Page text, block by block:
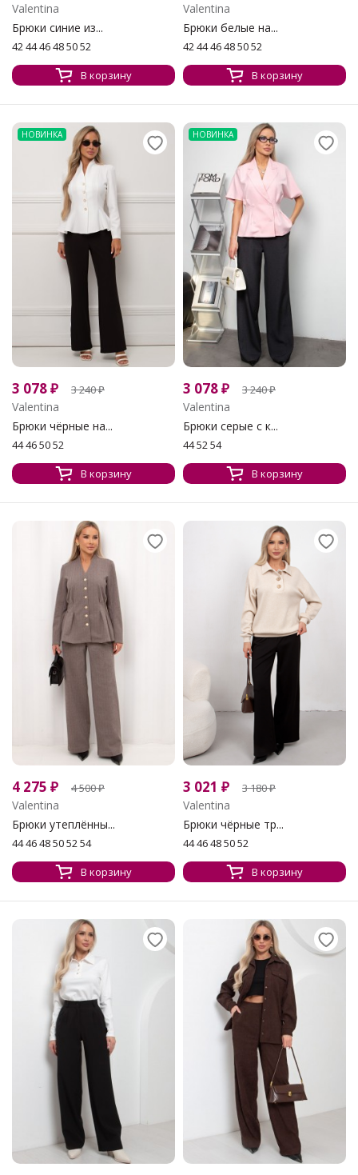
Valentina
Брюки синие из...
42 44 46 48 50 52
В корзину
Valentina
Брюки белые на...
42 44 46 48 50 52
В корзину
НОВИНКА
3 078₽ 3 240₽
Valentina
Брюки чёрные на...
44 46 50 52
В корзину
НОВИНКА
3 078₽ 3 240₽
Valentina
Брюки серые с к...
44 52 54
В корзину
4 275 ₽ 4 500₽
Valentina
Брюки утеплённы...
44 46 48 50 52 54
В корзину
3 021 ₽ 3 180₽
Valentina
Брюки чёрные тр...
44 46 48 50 52
В корзину